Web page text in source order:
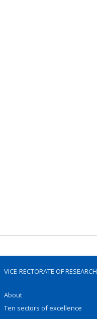
VICE-RECTORATE OF RESEARCH
About
Ten sectors of excellence